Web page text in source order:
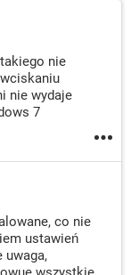
nie
nie wydaje
7
co nie
ustawień
uwaga,